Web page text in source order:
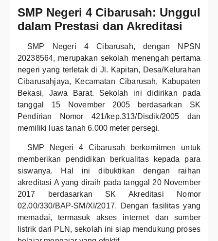
SMP Negeri 4 Cibarusah: Unggul
dalam Prestasi dan Akreditasi
SMP Negeri 4 Cibarusah, dengan NPSN
20238564, merupakan sekolah menengah pertama
negeri yang terletak di Jl. Kapitan, Desa/Kelurahan
Cibarusahjaya, Kecamatan Cibarusah, Kabupaten
Bekasi, Jawa Barat. Sekolah ini didirikan pada
tanggal 15 November 2005 berdasarkan SK
Pendirian Nomor 421/kep.313/Disdik/2005 dan
memiliki luas tanah 6.000 meter persegi.
SMP Negeri 4 Cibarusah berkomitmen untuk
memberikan pendidikan berkualitas kepada para
siswanya. Hal ini dibuktikan dengan raihan
akreditasi A yang diraih pada tanggal 20 November
2017 berdasarkan SK Akreditasi Nomor
02.00/330/BAP-SM/XI/2017. Dengan fasilitas yang
memadai, termasuk akses internet dan sumber
listrik dari PLN, sekolah ini siap mendukung proses